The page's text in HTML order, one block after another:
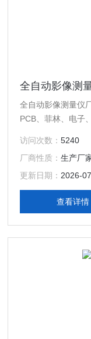
全自动影像测
全自动影像测量仪
PCB、菲林、电子
领域，能大幅度降
访问次数：5240
厂商性质：生产厂
更新日期： 2026-
查看详情